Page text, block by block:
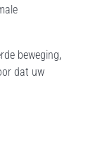
beweging,
dat uw